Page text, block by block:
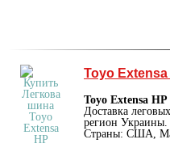
Toyo Extensa
Toyo Extensa HP
Доставка
регион Украины.
Страны: США,